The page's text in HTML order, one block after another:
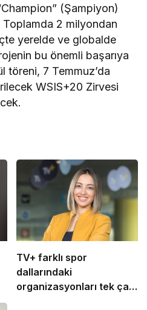
(Şampiyon)
Toplamda 2 milyondan
yerelde ve globalde
bu önemli başarıya
töreni, 7 Temmuz’da
WSIS+20 Zirvesi
TV+ farklı spor
dallarındaki
organizasyonları tek çatı